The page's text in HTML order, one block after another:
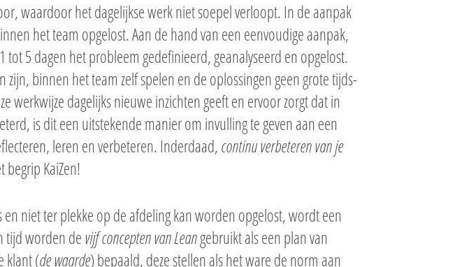
waardoor het dagelijkse werk niet soepel verloopt. In de aanpak
het team opgelost. Aan de hand van een eenvoudige aanpak,
tot 5 dagen het probleem gedefinieerd, geanalyseerd en opgelost.
zijn, binnen het team zelf spelen en de oplossingen geen grote tijds-
werkwijze dagelijks nieuwe inzichten geeft en ervoor zorgt dat in
is dit een uitstekende manier om invulling te geven aan een
leren en verbeteren. Inderdaad,continu verbeteren van je
begrip KaiZen!
niet ter plekke op de afdeling kan worden opgelost, wordt een
tijd worden de vijf concepten van Leangebruikt als een plan van
klant (de waarde) bepaald, deze stellen als het ware de norm aan